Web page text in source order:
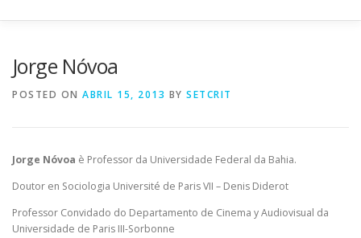
Jorge Nóvoa
POSTED ON ABRIL 15, 2013 BY SETCRIT
Jorge Nóvoa è Professor da Universidade Federal da Bahia.
Doutor en Sociologia Université de Paris VII – Denis Diderot
Professor Convidado do Departamento de Cinema y Audiovisual da
Universidade de Paris III-Sorbonne